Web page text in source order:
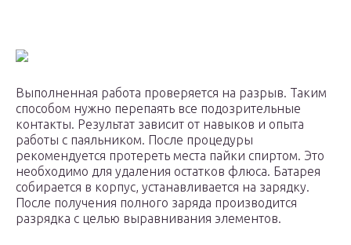
Выполненная работа проверяется на разрыв. Таким
способом нужно перепаять все подозрительные
контакты. Результат зависит от навыков и опыта
работы с паяльником. После процедуры
рекомендуется протереть места пайки спиртом. Это
необходимо для удаления остатков флюса. Батарея
собирается в корпус, устанавливается на зарядку.
После получения полного заряда производится
разрядка с целью выравнивания элементов.